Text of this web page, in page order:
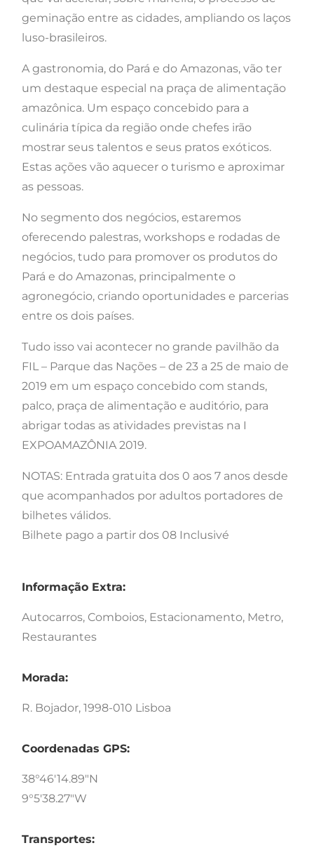
geminação entre as cidades, ampliando os laços
luso-brasileiros.
A gastronomia, do Pará e do Amazonas, vão ter
um destaque especial na praça de alimentação
amazônica. Um espaço concebido para a
culinária típica da região onde chefes irão
mostrar seus talentos e seus pratos exóticos.
Estas ações vão aquecer o turismo e aproximar
as pessoas.
No segmento dos negócios, estaremos
oferecendo palestras, workshops e rodadas de
negócios, tudo para promover os produtos do
Pará e do Amazonas, principalmente o
agronegócio, criando oportunidades e parcerias
entre os dois países.
Tudo isso vai acontecer no grande pavilhão da
FIL – Parque das Nações – de 23 a 25 de maio de
2019 em um espaço concebido com stands,
palco, praça de alimentação e auditório, para
abrigar todas as atividades previstas na I
EXPOAMAZÔNIA 2019.
NOTAS: Entrada gratuita dos 0 aos 7 anos desde
que acompanhados por adultos portadores de
bilhetes válidos.
Bilhete pago a partir dos 08 Inclusivé
Informação Extra:
Autocarros, Comboios, Estacionamento, Metro,
Restaurantes
Morada:
R. Bojador, 1998-010 Lisboa
Coordenadas GPS:
38°46'14.89"N
9°5'38.27"W
Transportes: